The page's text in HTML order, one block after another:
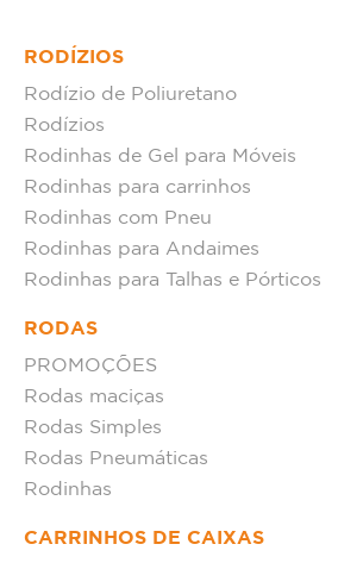
RODÍZIOS
Rodízio de Poliuretano
Rodízios
Rodinhas de Gel para Móveis
Rodinhas para carrinhos
Rodinhas com Pneu
Rodinhas para Andaimes
Rodinhas para Talhas e Pórticos
RODAS
PROMOÇÕES
Rodas maciças
Rodas Simples
Rodas Pneumáticas
Rodinhas
CARRINHOS DE CAIXAS